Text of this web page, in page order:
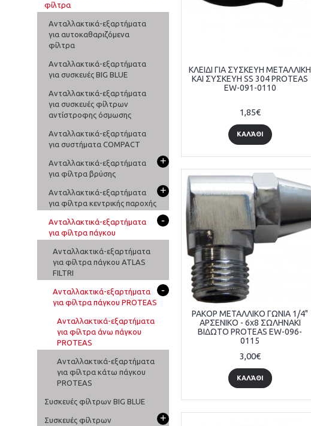
φίλτρα
Ανταλλακτικά-εξαρτήματα
για αυτοκαθαριζόμενα
φίλτρα
Ανταλλακτικά-εξαρτήματα
για συσκευές BIG BLUE
Ανταλλακτικά-εξαρτήματα
για συσκευές φίλτρων
αντίστροφης όσμωσης
Ανταλλακτικά-εξαρτήματα
για συστήματα COMPACT
Ανταλλακτικά-εξαρτήματα
για φίλτρα βρύσης
+
Ανταλλακτικά-εξαρτήματα
για φίλτρα κεντρικής παροχής
+
Ανταλλακτικά-εξαρτήματα
για φίλτρα πάγκου
-
Ανταλλακτικά-εξαρτήματα
για φίλτρα πάγκου ATLAS
FILTRI
Ανταλλακτικά-εξαρτήματα
για φίλτρα πάγκου PROTEAS
-
Ανταλλακτικά-εξαρτήματα
για φίλτρα άνω πάγκου
PROTEAS
Ανταλλακτικά-εξαρτήματα
για φίλτρα κάτω πάγκου
PROTEAS
Συσκευές φίλτρων BIG BLUE
Συσκευές φίλτρων
+
ΚΛΕΙΔΙ ΓΙΑ ΣΥΣΚΕΥΗ ΜΕΤΑΛΛΙΚΗ
ΚΑΙ ΣΥΣΚΕΥΗ SS 304 PROTEAS
EW-091-0110
1,85€
ΚΑΛΆΘΙ
ΡΑΚΟΡ ΜΕΤΑΛΛΙΚΟ ΓΩΝΙΑ 1/4"
ΑΡΣΕΝΙΚΟ - 6x8 ΣΩΛΗΝΑΚΙ
ΒΙΔΩΤΟ PROTEAS EW-096-
0115
3,00€
ΚΑΛΆΘΙ